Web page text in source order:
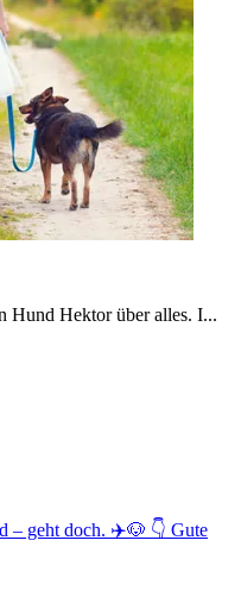
Hund Hektor über alles. I...
– geht doch. ✈️🐶 👇 Gute